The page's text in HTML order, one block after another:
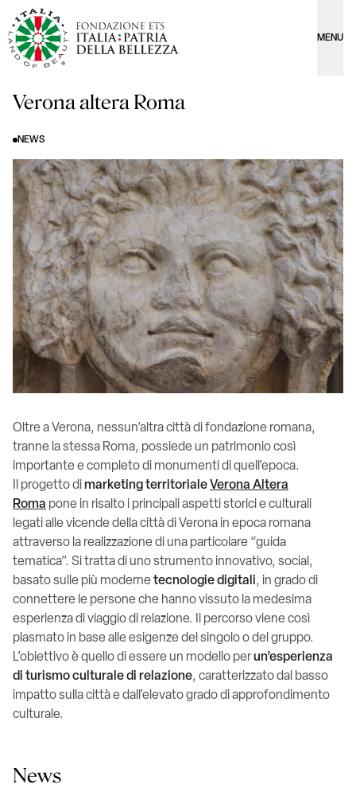
MENU
Verona altera Roma
NEWS
Oltre a Verona, nessun’altra città di fondazione romana,
tranne la stessa Roma, possiede un patrimonio così
importante e completo di monumenti di quell’epoca.
Il progetto dimarketing territoriale Verona Altera
Roma pone in risalto i principali aspetti storici e culturali
legati alle vicende della città di Verona in epoca romana
attraverso la realizzazione di una particolare “guida
tematica”. Si tratta di uno strumento innovativo, social,
basato sulle più modernetecnologie digitali, in grado di
connettere le persone che hanno vissuto la medesima
esperienza di viaggio di relazione. Il percorso viene così
plasmato in base alle esigenze del singolo o del gruppo.
L’obiettivo è quello di essere un modello perun’esperienza
di turismo culturale di relazione, caratterizzato dal basso
impatto sulla città e dall’elevato grado di approfondimento
culturale.
News